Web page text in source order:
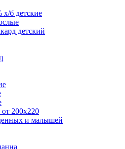
х/б детские
детский
200х220
и малышей